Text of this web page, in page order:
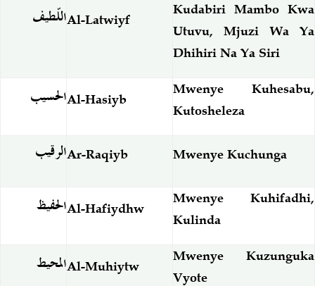
اللّطيفAl-Latwiyf
Kudabiri Mambo Kwa
Utuvu, Mjuzi Wa Ya
Dhihiri Na Ya Siri
الحسيبAl-Hasiyb
Mwenye Kuhesabu,
Kutosheleza
الرقيبAr-Raqiyb Mwenye Kuchunga
الحفيظAl-Hafiydhw
Mwenye Kuhifadhi,
Kulinda
المحيطAl-Muhiytw
Mwenye Kuzunguka
Vyote